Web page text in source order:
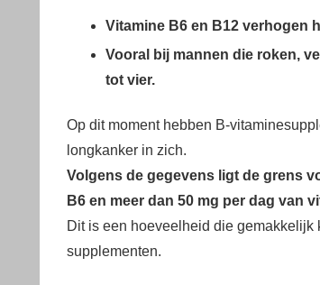
Vitamine B6 en B12 verhogen
Vooral bij mannen die roken,
tot vier.
Op dit moment hebben B-
longkanker in zich.
Volgens de gegevens ligt de grens
B6 en meer dan 50 mg per dag van
Dit is een hoeveelheid die
supplementen.